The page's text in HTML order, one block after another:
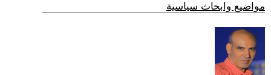
مواضيع وابحاث سياسية